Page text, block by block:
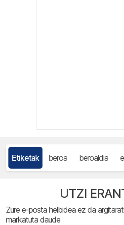
Etiketak beroa beroaldia
UTZI
Zure e-posta helbidea ez da
markatuta daude